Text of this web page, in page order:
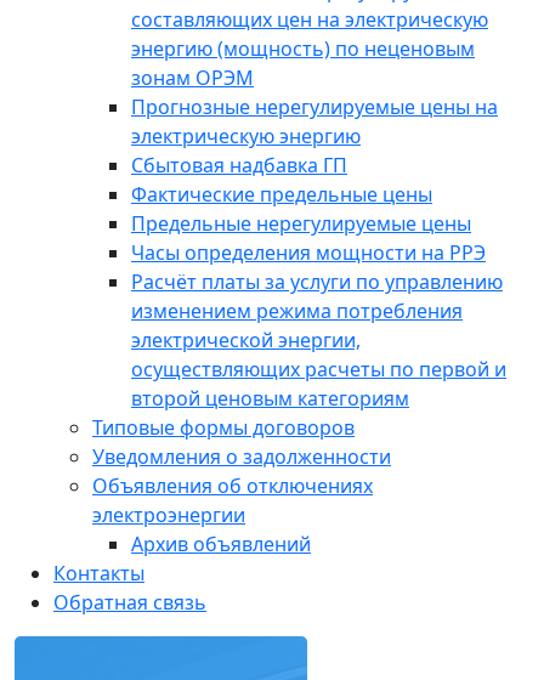
составляющих цен на электрическую
энергию (мощность) по неценовым
зонам ОРЭМ
Прогнозные нерегулируемые цены на
электрическую энергию
Сбытовая надбавка ГП
Фактические предельные цены
Предельные нерегулируемые цены
Часы определения мощности на РРЭ
Расчёт платы за услуги по управлению
изменением режима потребления
электрической энергии,
осуществляющих расчеты по первой и
второй ценовым категориям
Типовые формы договоров
Уведомления о задолженности
Объявления об отключениях
электроэнергии
Архив объявлений
Контакты
Обратная связь